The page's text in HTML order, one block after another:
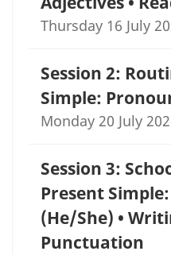
Thursday 16 July
Session 2:
Simple:
Monday 20 July
Session 3:
Present
(He/She) •
Punctuation